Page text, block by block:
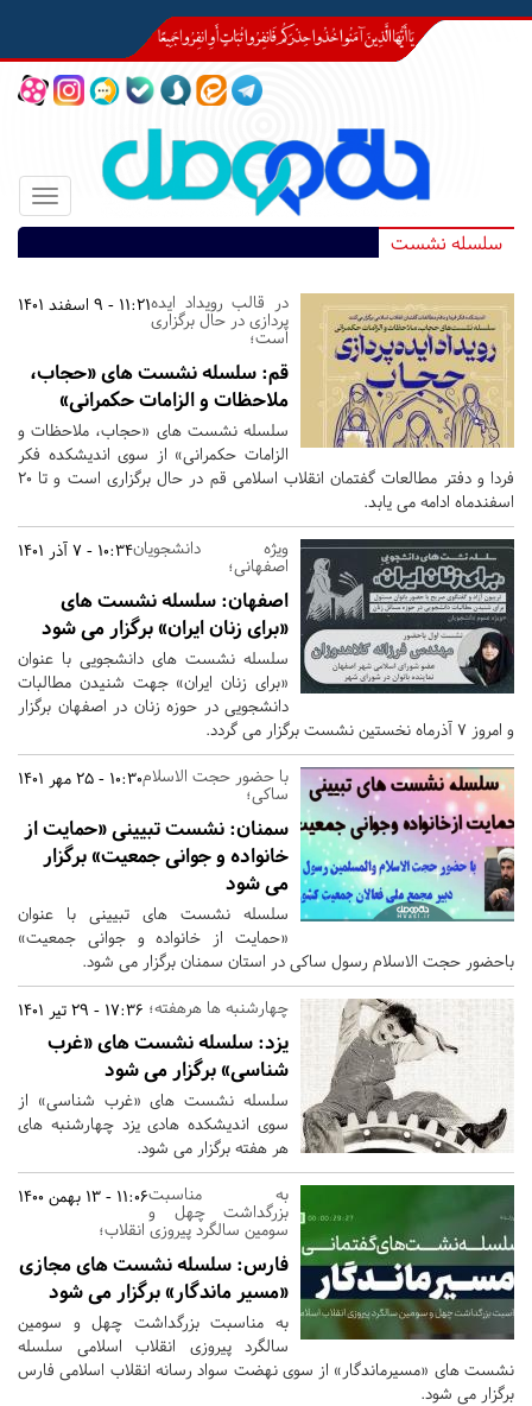
Toggle
سلسله نشست
11:21 - 9 اسفند 1401در قالب رویداد ایده
پردازی در حال برگزاری
است؛
قم: سلسله نشست های «حجاب،
ملاحظات و الزامات حکمرانی»
سلسله نشست های «حجاب، ملاحظات و
الزامات حکمرانی» از سوی اندیشکده فکر
فردا و دفتر مطالعات گفتمان انقلاب اسلامی قم در حال برگزاری است و تا 20
اسفندماه ادامه می یابد.
10:34 - 7 آذر 1401ویژه دانشجویان
اصفهانی؛
اصفهان: سلسله نشست های
«برای زنان ایران» برگزار می شود
سلسله نشست های دانشجویی با عنوان
«برای زنان ایران» جهت شنیدن مطالبات
دانشجویی در حوزه زنان در اصفهان برگزار
و امروز 7 آذرماه نخستین نشست برگزار می گردد.
10:30 - 25 مهر 1401با حضور حجت الاسلام
ساکی؛
سمنان: نشست تبیینی «حمایت از
خانواده و جوانی جمعیت» برگزار
می شود
سلسله نشست های تبیینی با عنوان
«حمایت از خانواده و جوانی جمعیت»
باحضور حجت الاسلام رسول ساکی در استان سمنان برگزار می شود.
17:36 - 29 تیر 1401 چهارشنبه ها هرهفته؛
یزد: سلسله نشست های «غرب
شناسی» برگزار می شود
سلسله نشست های «غرب شناسی» از
سوی اندیشکده هادی یزد چهارشنبه های
هر هفته برگزار می شود.
11:06 - 13 بهمن 1400به مناسبت
بزرگداشت چهل و
سومین سالگرد پیروزی انقلاب؛
فارس: سلسله نشست های مجازی
«مسیر ماندگار» برگزار می شود
به مناسبت بزرگداشت چهل و سومین
سالگرد پیروزی انقلاب اسلامی سلسله
نشست های «مسیرماندگار» از سوی نهضت سواد رسانه انقلاب اسلامی فارس
برگزار می شود.